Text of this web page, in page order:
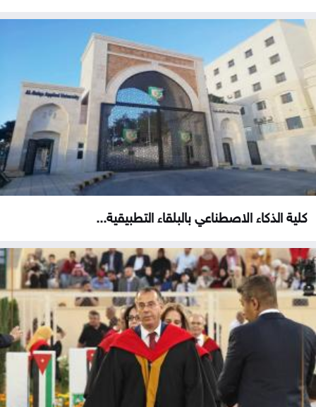
كلية الذكاء الاصطناعي بالبلقاء التطبيقية...